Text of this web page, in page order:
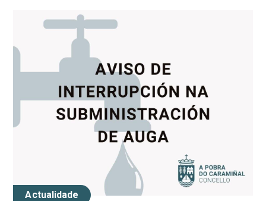
Actualidade